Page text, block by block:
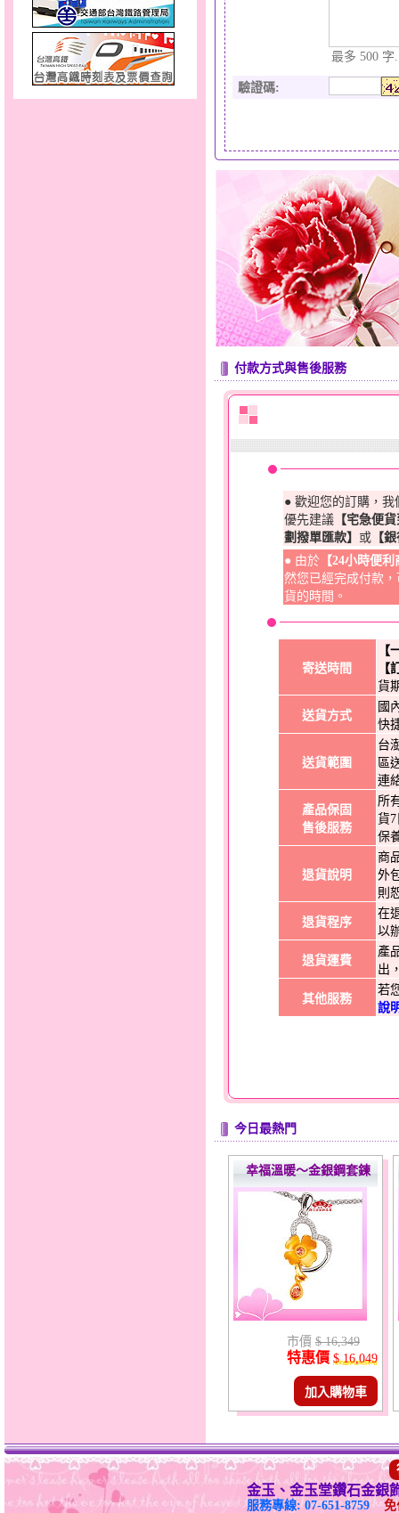
最多 500 字.
驗證碼:
付款方式與售後服務
● 歡迎您的訂購，
優先建議 【宅急便
劃撥單匯款】 或 【
● 由於 【24小時便
然您已經完成付款
貨的時間。
寄送時間
【
【
貨
送貨方式
國
快
送貨範圍
台
區
連
產品保固
售後服務
所
貨
保
退貨說明
商
外
則
退貨程序
在
以
退貨運費
產
出
其他服務
若
說
今日最熱門
幸福溫暖～金銀鋼套鍊
市價 $ 16,349
特惠價 $ 16,049
加入購物車
金玉、金玉堂鑽石金銀
服務專線: 07-651-8759
免